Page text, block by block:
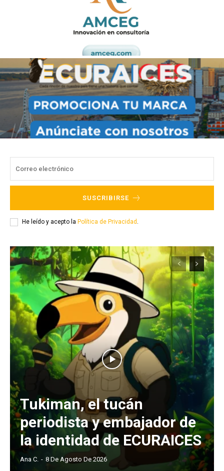
SUSCRIBIRSE
He leído y acepto la Política de Privacidad .
Tukiman, el tucán
periodista y embajador de
la identidad de ECURAICES
Ana C. - 8 De Agosto De 2026